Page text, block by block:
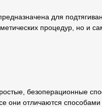
для
процедур, но и
безоперационные
они отличаются